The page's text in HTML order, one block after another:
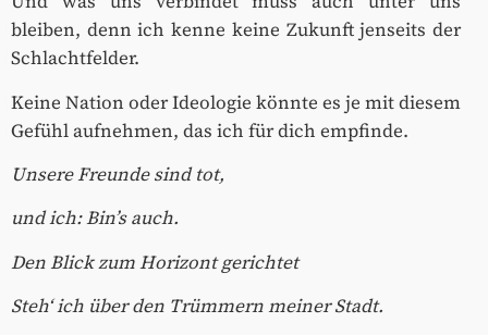
bleiben, denn ich kenne keine Zukunft jenseits der
Schlachtfelder.
Keine Nation oder Ideologie könnte es je mit diesem
Gefühl aufnehmen, das ich für dich empfinde.
Unsere Freunde sind tot,
und ich: Bin’s auch.
Den Blick zum Horizont gerichtet
Steh‘ ich über den Trümmern meiner Stadt.